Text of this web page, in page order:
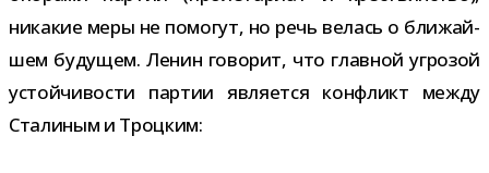
ника­кие меры не помо­гут, но речь велась о бли­жай­
шем буду­щем. Ленин гово­рит, что глав­ной угро­зой
устой­чи­во­сти пар­тии явля­ется кон­фликт между
Сталиным и Троцким: